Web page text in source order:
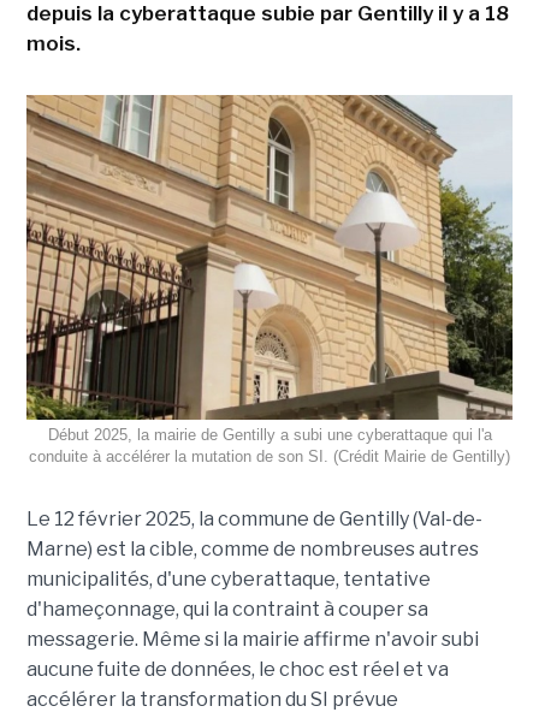
depuis la cyberattaque subie par Gentilly il y a 18
mois.
Début 2025, la mairie de Gentilly a subi une cyberattaque qui l'a
conduite à accélérer la mutation de son SI. (Crédit Mairie de Gentilly)
Le 12 février 2025, la commune de Gentilly (Val-de-
Marne) est la cible, comme de nombreuses autres
municipalités, d'une cyberattaque, tentative
d'hameçonnage, qui la contraint à couper sa
messagerie. Même si la mairie affirme n'avoir subi
aucune fuite de données, le choc est réel et va
accélérer la transformation du SI prévue